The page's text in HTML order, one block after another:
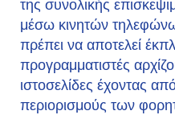
της συνολικής
μέσω κινητών
πρέπει να αποτελεί
προγραμματιστές
ιστοσελίδες έχοντας
περιορισμούς των